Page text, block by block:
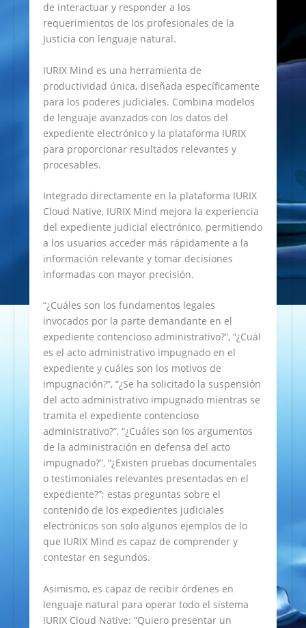
de interactuar y responder a los
requerimientos de los profesionales de la
Justicia con lenguaje natural.
IURIX Mind es una herramienta de
productividad única, diseñada específicamente
para los poderes judiciales. Combina modelos
de lenguaje avanzados con los datos del
expediente electrónico y la plataforma IURIX
para proporcionar resultados relevantes y
procesables.
Integrado directamente en la plataforma IURIX
Cloud Native, IURIX Mind mejora la experiencia
del expediente judicial electrónico, permitiendo
a los usuarios acceder más rápidamente a la
información relevante y tomar decisiones
informadas con mayor precisión.
“¿Cuáles son los fundamentos legales
invocados por la parte demandante en el
expediente contencioso administrativo?”, “¿Cuál
es el acto administrativo impugnado en el
expediente y cuáles son los motivos de
impugnación?”, “¿Se ha solicitado la suspensión
del acto administrativo impugnado mientras se
tramita el expediente contencioso
administrativo?”, “¿Cuáles son los argumentos
de la administración en defensa del acto
impugnado?”, “¿Existen pruebas documentales
o testimoniales relevantes presentadas en el
expediente?”; estas preguntas sobre el
contenido de los expedientes judiciales
electrónicos son solo algunos ejemplos de lo
que IURIX Mind es capaz de comprender y
contestar en segundos.
Asimismo, es capaz de recibir órdenes en
lenguaje natural para operar todo el sistema
IURIX Cloud Native: “Quiero presentar un